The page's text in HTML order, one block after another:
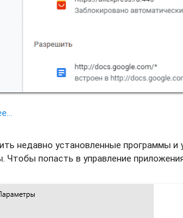
недавно установленные программы
Чтобы попасть в управление